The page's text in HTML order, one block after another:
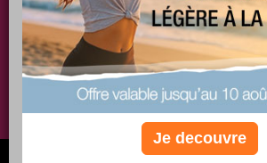
PLUS
EFFICACE
PLUS
SANTÉ
Non, je préfère le régime
6M de personnes ont maigri et réappris à
Je decouvre